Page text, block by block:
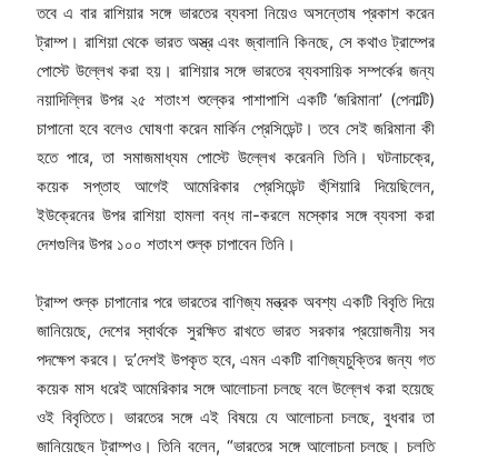
তবে এ বার রাশিয়ার সঙ্গে ভারতের ব্যবসা নিয়েও অসন্তোষ প্রকাশ করেন
ট্রাম্প। রাশিয়া থেকে ভারত অস্ত্র এবং জ্বালানি কিনছে, সে কথাও ট্রাম্পের
পোস্টে উল্লেখ করা হয়। রাশিয়ার সঙ্গে ভারতের ব্যবসায়িক সম্পর্কের জন্য
নয়াদিল্লির উপর ২৫ শতাংশ শুল্কের পাশাপাশি একটি ‘জরিমানা’ (পেনাল্টি)
চাপানো হবে বলেও ঘোষণা করেন মার্কিন প্রেসিডেন্ট। তবে সেই জরিমানা কী
হতে পারে, তা সমাজমাধ্যম পোস্টে উল্লেখ করেননি তিনি। ঘটনাচক্রে,
কয়েক সপ্তাহ আগেই আমেরিকার প্রেসিডেন্ট হুঁশিয়ারি দিয়েছিলেন,
ইউক্রেনের উপর রাশিয়া হামলা বন্ধ না-করলে মস্কোর সঙ্গে ব্যবসা করা
দেশগুলির উপর ১০০ শতাংশ শুল্ক চাপাবেন তিনি।
ট্রাম্প শুল্ক চাপানোর পরে ভারতের বাণিজ্য মন্ত্রক অবশ্য একটি বিবৃতি দিয়ে
জানিয়েছে, দেশের স্বার্থকে সুরক্ষিত রাখতে ভারত সরকার প্রয়োজনীয় সব
পদক্ষেপ করবে। দু’দেশই উপকৃত হবে, এমন একটি বাণিজ্যচুক্তির জন্য গত
কয়েক মাস ধরেই আমেরিকার সঙ্গে আলোচনা চলছে বলে উল্লেখ করা হয়েছে
ওই বিবৃতিতে। ভারতের সঙ্গে এই বিষয়ে যে আলোচনা চলছে, বুধবার তা
জানিয়েছেন ট্রাম্পও। তিনি বলেন, “ভারতের সঙ্গে আলোচনা চলছে। চলতি